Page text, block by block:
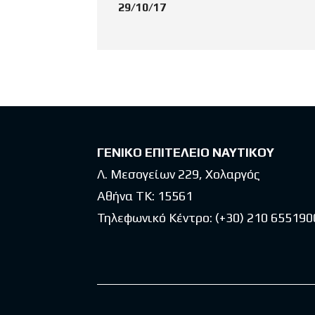
29/10/17
ΓΕΝΙΚΟ ΕΠΙΤΕΛΕΙΟ ΝΑΥΤΙΚΟΥ
Λ. Μεσογείων 229, Χολαργός
Αθήνα ΤΚ: 15561
Τηλεφωνικό Κέντρο: (+30) 210